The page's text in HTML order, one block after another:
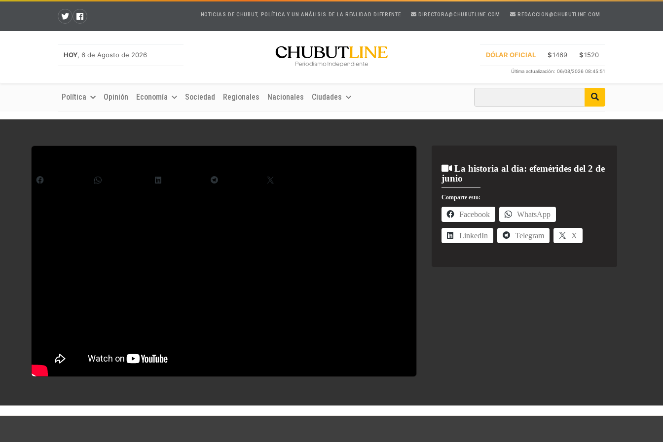
NOTICIAS DE CHUBUT, POLÍTICA Y UN ANÁLISIS DE LA REALIDAD DIFERENTE DIRECTORA@CHUBUTLINE.COM REDACCION@CHUBUTLINE.COM
HOY, 6 de Agosto de 2026 DÓLAR OFICIAL $1469 $1520
Última actualización: 06/08/2026 08:45:51
Política Opinión Economía Sociedad Regionales Nacionales Ciudades
La historia al día: efemérides del 2 de
junio
Comparte esto:
Facebook WhatsApp
LinkedIn Telegram X